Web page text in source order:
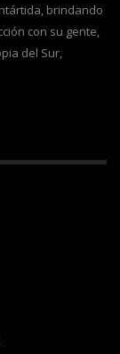
brindando
con su gente,
del Sur,